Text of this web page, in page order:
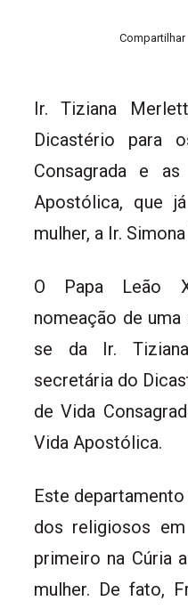
Compartilhar
Ir. Tiziana
Dicastério para
Consagrada e
Apostólica, que
mulher, a Ir.
O Papa Leão
nomeação de uma
se da Ir.
secretária do
de Vida
Vida Apostólica.
Este
dos religiosos
primeiro na Cúria
mulher. De fato,